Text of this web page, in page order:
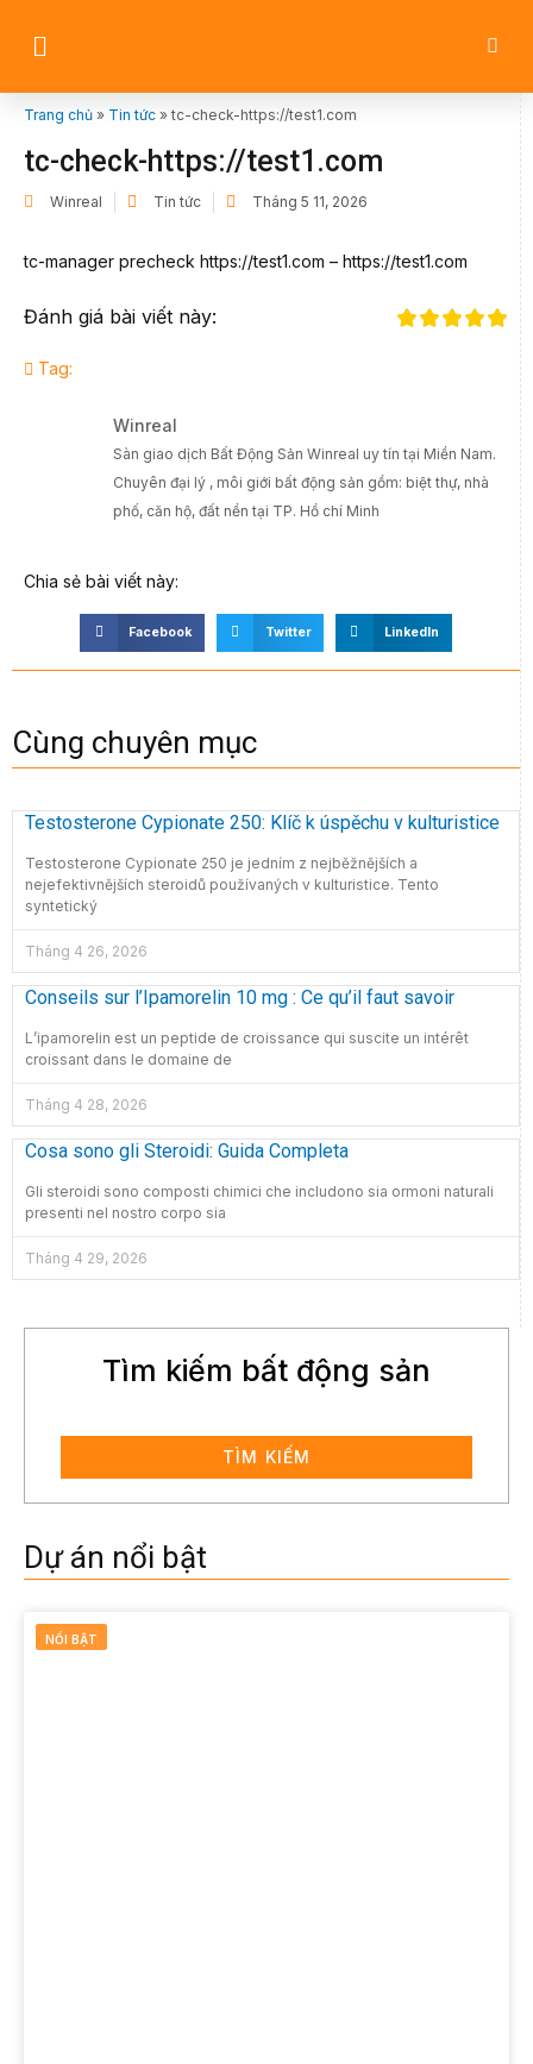
Trang chủ » Tin tức » tc-check-https://test1.com
tc-check-https://test1.com
Winreal Tin tức Tháng 5 11, 2026
tc-manager precheck https://test1.com – https://test1.com
Đánh giá bài viết này:
Tag:
Winreal
Sàn giao dịch Bất Động Sản Winreal uy tín tại Miền Nam.
Chuyên đại lý , môi giới bất động sản gồm: biệt thự, nhà
phố, căn hộ, đất nền tại TP. Hồ chí Minh
Chia sẻ bài viết này:
Facebook Twitter LinkedIn
Cùng chuyên mục
Testosterone Cypionate 250: Klíč k úspěchu v kulturistice
Testosterone Cypionate 250 je jedním z nejběžnějších a
nejefektivnějších steroidů používaných v kulturistice. Tento
syntetický
Tháng 4 26, 2026
Conseils sur l’Ipamorelin 10 mg : Ce qu’il faut savoir
L’ipamorelin est un peptide de croissance qui suscite un intérêt
croissant dans le domaine de
Tháng 4 28, 2026
Cosa sono gli Steroidi: Guida Completa
Gli steroidi sono composti chimici che includono sia ormoni naturali
presenti nel nostro corpo sia
Tháng 4 29, 2026
Tìm kiếm bất động sản
TÌM KIẾM
Dự án nổi bật
NỔI BẬT